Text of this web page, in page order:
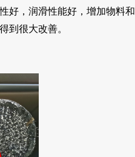
好，润滑性能好，增加物料和
到很大改善。